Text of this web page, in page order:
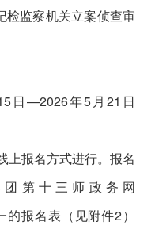
检监察机关立案侦查审
日—2026年5月21日
上报名方式进行。报名
第十三师政务网
的报名表（见附件2）